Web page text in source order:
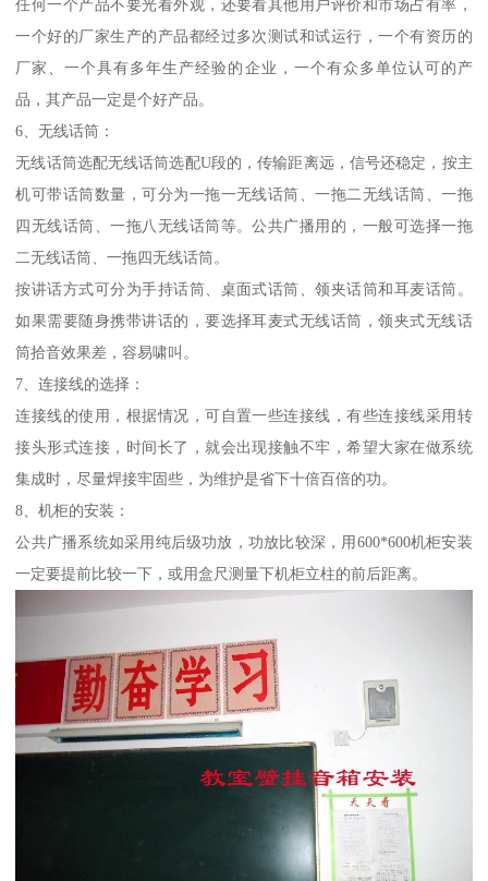
任何一个产品不要光看外观，还要看其他用户评价和市场占有率，
一个好的厂家生产的产品都经过多次测试和试运行，一个有资历的
厂家、一个具有多年生产经验的企业，一个有众多单位认可的产
品，其产品一定是个好产品。
6、无线话筒：
无线话筒选配无线话筒选配U段的，传输距离远，信号还稳定，按主
机可带话筒数量，可分为一拖一无线话筒、一拖二无线话筒、一拖
四无线话筒、一拖八无线话筒等。公共广播用的，一般可选择一拖
二无线话筒、一拖四无线话筒。
按讲话方式可分为手持话筒、桌面式话筒、领夹话筒和耳麦话筒。
如果需要随身携带讲话的，要选择耳麦式无线话筒，领夹式无线话
筒拾音效果差，容易啸叫。
7、连接线的选择：
连接线的使用，根据情况，可自置一些连接线，有些连接线采用转
接头形式连接，时间长了，就会出现接触不牢，希望大家在做系统
集成时，尽量焊接牢固些，为维护是省下十倍百倍的功。
8、机柜的安装：
公共广播系统如采用纯后级功放，功放比较深，用600*600机柜安装
一定要提前比较一下，或用盒尺测量下机柜立柱的前后距离。